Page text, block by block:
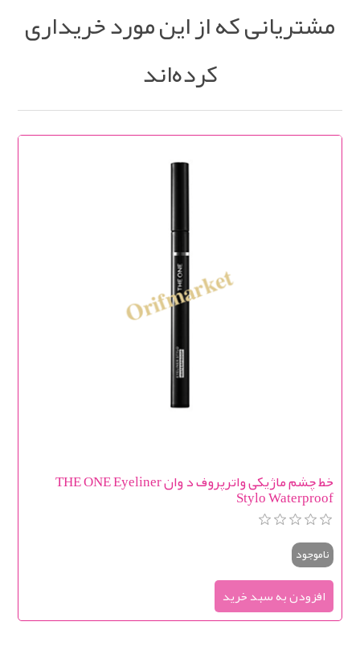
مشتریانی که از این مورد خریداری
کرده‌اند
خط چشم ماژیکی واترپروف د وان THE ONE Eyeliner
Stylo Waterproof
ناموجود